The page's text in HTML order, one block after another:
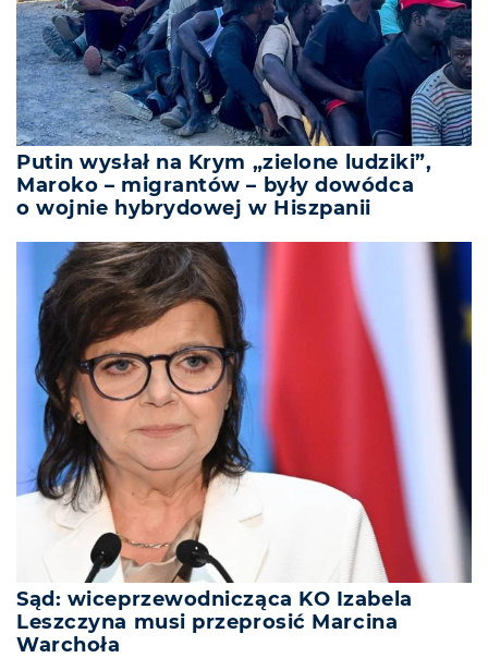
Putin wysłał na Krym „zielone ludziki”,
Maroko – migrantów – były dowódca
o wojnie hybrydowej w Hiszpanii
Sąd: wiceprzewodnicząca KO Izabela
Leszczyna musi przeprosić Marcina
Warchoła